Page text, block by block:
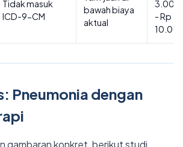
Tidak masuk
ICD-9-CM
bawah biaya
aktual
- Rp
Pneumonia dengan
gambaran konkret, berikut studi